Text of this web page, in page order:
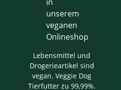
Lebensmittel und
Drogerieartikel sind
vegan. Veggie Dog
Tierfutter zu 99,99%.